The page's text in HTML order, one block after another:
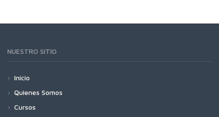
NUESTRO SITIO
Inicio
Quienes Somos
Cursos